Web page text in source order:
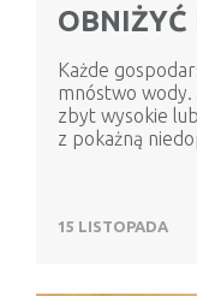
OBNIŻYĆ
Każde
mnóstwo wody.
zbyt wysokie
z pokażną
15 LISTOPADA